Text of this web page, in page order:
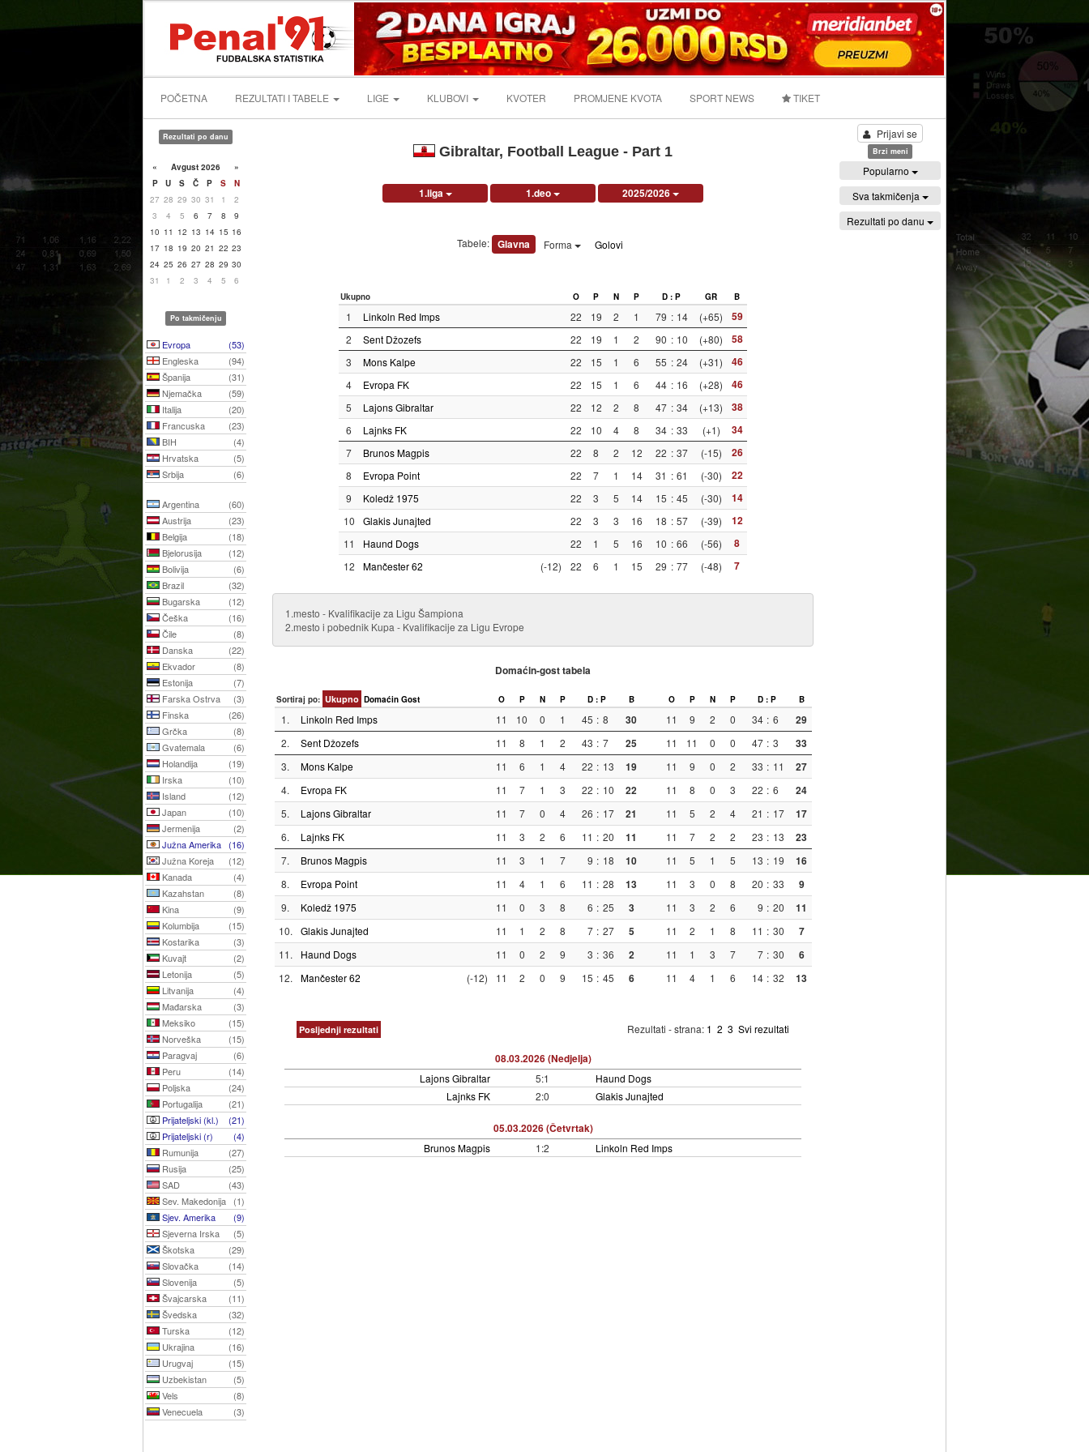
POČETNA REZULTATI I TABELE LIGE KLUBOVI KVOTER PROMJENE KVOTA SPORT NEWS TIKET
Rezultati po danu
« Avgust 2026
»
P
U S Č P S
N
27 28 29 30 31 1
2
3
4 5 6 7 8
9
10 11 12 13 14 15 16
17 18 19 20 21 22 23
24 25 26 27 28 29 30
31
1 2 3 4 5 6
Po takmičenju
Evropa
(53)
Engleska
(94)
Španija
(31)
Njemačka
(59)
Italija
(20)
Francuska
(23)
BIH
(4)
Hrvatska
(5)
Srbija
(6)
Argentina
(60)
Austrija
(23)
Belgija
(18)
Bjelorusija
(12)
Bolivija
(6)
Brazil
(32)
Bugarska
(12)
Češka
(16)
Čile
(8)
Danska
(22)
Ekvador
(8)
Estonija
(7)
Farska Ostrva
(3)
Finska
(26)
Grčka
(8)
Gvatemala
(6)
Holandija
(19)
Irska
(10)
Island
(12)
Japan
(10)
Jermenija
(2)
Južna Amerika (16)
Južna Koreja
(12)
Kanada
(4)
Kazahstan
(8)
Kina
(9)
Kolumbija
(15)
Kostarika
(3)
Kuvajt
(2)
Letonija
(5)
Litvanija
(4)
Mađarska
(3)
Meksiko
(15)
Norveška
(15)
Paragvaj
(6)
Peru
(14)
Poljska
(24)
Portugalija
(21)
Prijateljski (kl.)
(21)
Prijateljski (r)
(4)
Rumunija
(27)
Rusija
(25)
SAD
(43)
Sev. Makedonija
(1)
Sjev. Amerika
(9)
Sjeverna Irska
(5)
Škotska
(29)
Slovačka
(14)
Slovenija
(5)
Švajcarska
(11)
Švedska
(32)
Turska
(12)
Ukrajina
(16)
Urugvaj
(15)
Uzbekistan
(5)
Vels
(8)
Venecuela
(3)
Gibraltar, Football League - Part 1
1.liga 1.deo 2025/2026
Tabele: Glavna Forma Golovi
Ukupno O P N P D : P GR B
1 Linkoln Red Imps 22 19 2 1 79 : 14 (+65) 59
2 Sent Džozefs 22 19 1 2 90 : 10 (+80) 58
3 Mons Kalpe 22 15 1 6 55 : 24 (+31) 46
4 Evropa FK 22 15 1 6 44 : 16 (+28) 46
5 Lajons Gibraltar 22 12 2 8 47 : 34 (+13) 38
6 Lajnks FK 22 10 4 8 34 : 33 (+1) 34
7 Brunos Magpis 22 8 2 12 22 : 37 (-15) 26
8 Evropa Point 22 7 1 14 31 : 61 (-30) 22
9 Koledž 1975 22 3 5 14 15 : 45 (-30) 14
10 Glakis Junajted 22 3 3 16 18 : 57 (-39) 12
11 Haund Dogs 22 1 5 16 10 : 66 (-56) 8
12 Mančester 62 (-12) 22 6 1 15 29 : 77 (-48) 7
1.mesto - Kvalifikacije za Ligu Šampiona
2.mesto i pobednik Kupa - Kvalifikacije za Ligu Evrope
Domaćin-gost tabela
Sortiraj po: Ukupno Domaćin Gost O P N P D : P B O P N P D : P B
1. Linkoln Red Imps 11 10 0 1 45 : 8 30 11 9 2 0 34 : 6 29
2. Sent Džozefs 11 8 1 2 43 : 7 25 11 11 0 0 47 : 3 33
3. Mons Kalpe 11 6 1 4 22 : 13 19 11 9 0 2 33 : 11 27
4. Evropa FK 11 7 1 3 22 : 10 22 11 8 0 3 22 : 6 24
5. Lajons Gibraltar 11 7 0 4 26 : 17 21 11 5 2 4 21 : 17 17
6. Lajnks FK 11 3 2 6 11 : 20 11 11 7 2 2 23 : 13 23
7. Brunos Magpis 11 3 1 7 9 : 18 10 11 5 1 5 13 : 19 16
8. Evropa Point 11 4 1 6 11 : 28 13 11 3 0 8 20 : 33 9
9. Koledž 1975 11 0 3 8 6 : 25 3 11 3 2 6 9 : 20 11
10. Glakis Junajted 11 1 2 8 7 : 27 5 11 2 1 8 11 : 30 7
11. Haund Dogs 11 0 2 9 3 : 36 2 11 1 3 7 7 : 30 6
12. Mančester 62 (-12) 11 2 0 9 15 : 45 6 11 4 1 6 14 : 32 13
Posljednji rezultati Rezultati - strana: 1 2 3 Svi rezultati
08.03.2026 (Nedjelja)
Lajons Gibraltar 5:1
Haund Dogs
Lajnks FK
2:0 Glakis Junajted
05.03.2026 (Četvrtak)
Brunos Magpis 1:2 Linkoln Red Imps
Prijavi se
Brzi meni
Popularno
Sva takmičenja
Rezultati po danu